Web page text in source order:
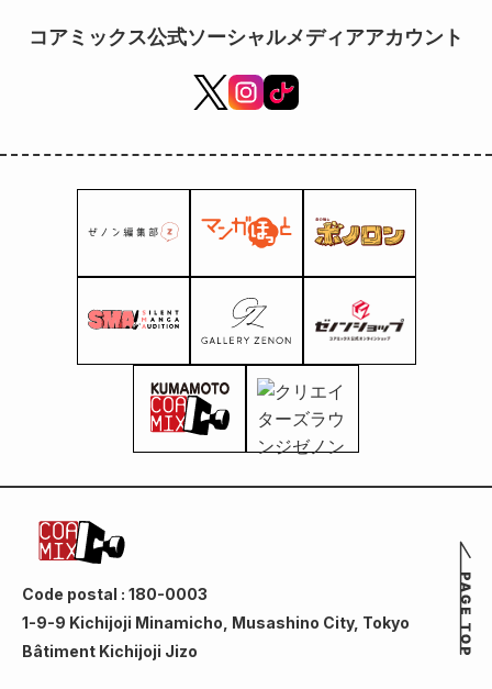
コアミックス公式ソーシャルメディアアカウント
Code postal : 180-0003
1-9-9 Kichijoji Minamicho, Musashino City, Tokyo
Bâtiment Kichijoji Jizo